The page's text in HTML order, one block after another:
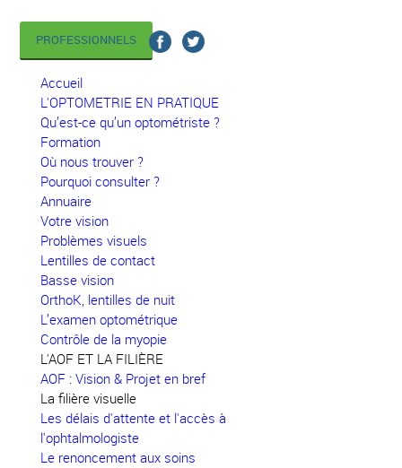
PROFESSIONNELS
Accueil
L'OPTOMETRIE EN PRATIQUE
Qu’est-ce qu’un optométriste ?
Formation
Où nous trouver ?
Pourquoi consulter ?
Annuaire
Votre vision
Problèmes visuels
Lentilles de contact
Basse vision
OrthoK, lentilles de nuit
L’examen optométrique
Contrôle de la myopie
L'AOF ET LA FILIÈRE
AOF : Vision & Projet en bref
La filière visuelle
Les délais d'attente et l'accès à
l'ophtalmologiste
Le renoncement aux soins